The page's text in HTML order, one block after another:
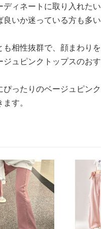
ィネートに取り入れたい
いか迷っている方も多い
相性抜群で、顔まわりを
ュピンクトップスのおす
ったりのベージュピンク
す。